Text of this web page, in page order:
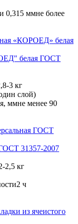
0,315 ммне более
белая ГОСТ
3 кг
слой)
ммне менее 90
31357-2007
2,5 кг
2 ч